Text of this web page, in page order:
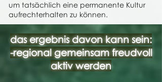
um tatsächlich eine permanente Kultur
aufrechterhalten zu können.
das ergebnis davon kann sein:
-regional gemeinsam freudvoll
aktiv werden